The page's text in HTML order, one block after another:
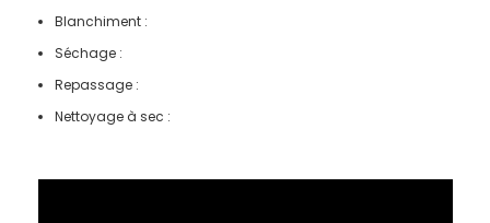
Blanchiment :
Séchage :
Repassage :
Nettoyage à sec :